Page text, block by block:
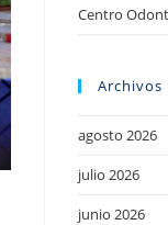
Centro
Archivos
agosto 2026
julio 2026
junio 2026